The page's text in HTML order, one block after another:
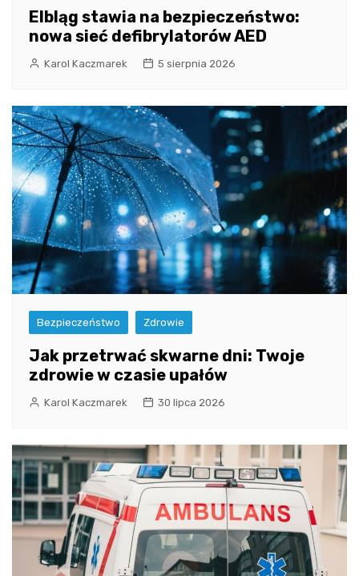
Elbląg stawia na bezpieczeństwo:
nowa sieć defibrylatorów AED
Karol Kaczmarek 5 sierpnia 2026
Bezpieczeństwo Zdrowie
Jak przetrwać skwarne dni: Twoje
zdrowie w czasie upałów
Karol Kaczmarek 30 lipca 2026